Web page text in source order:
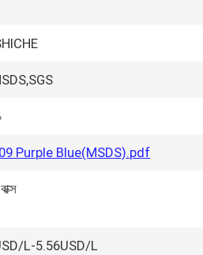
Purple Blue(MSDS).pdf
L-5.56USD/L